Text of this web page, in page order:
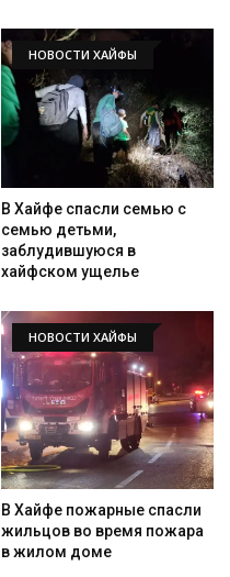
НОВОСТИ ХАЙФЫ
В Хайфе спасли семью с
семью детьми,
заблудившуюся в
хайфском ущелье
НОВОСТИ ХАЙФЫ
В Хайфе пожарные спасли
жильцов во время пожара
в жилом доме